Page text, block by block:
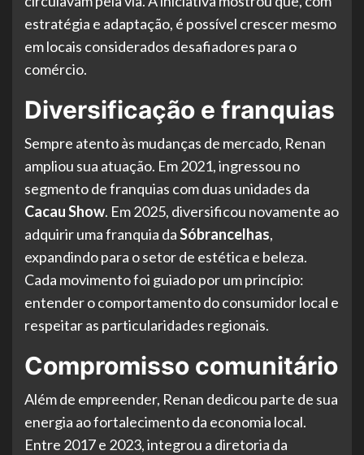
estratégia e adaptação, é possível crescer mesmo
em locais considerados desafiadores para o
comércio.
Diversificação e franquias
Sempre atento às mudanças de mercado, Renan
ampliou sua atuação. Em 2021, ingressou no
segmento de franquias com duas unidades da
Cacau Show. Em 2025, diversificou novamente ao
adquirir uma franquia daSóbrancelhas,
expandindo para o setor de estética e beleza.
Cada movimento foi guiado por um princípio:
entender o comportamento do consumidor local e
respeitar as particularidades regionais.
Compromisso comunitário
Além de empreender, Renan dedicou parte de sua
energia ao fortalecimento da economia local.
Entre 2017 e 2023, integrou a diretoria da